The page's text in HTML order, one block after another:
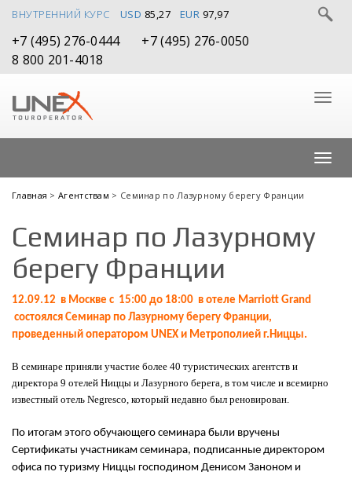
ВНУТРЕННИЙ КУРС USD 85,27 EUR 97,97
+7 (495) 276-0444
+7 (495) 276-0050
8 800 201-4018
Главная >Агентствам > Семинар по Лазурному берегу Франции
Семинар по Лазурному
берегу Франции
12.09.12 в Москве с 15:00 до 18:00 в отеле Marriott Grand
состоялся Семинар по Лазурному берегу Франции,
проведенный оператором UNEX и Метрополией г.Ниццы.
В семинаре приняли участие более 40 туристических агентств и
директора 9 отелей Ниццы и Лазурного берега, в том числе и всемирно
известный отель Negresco, который недавно был реновирован.
По итогам этого обучающего семинара были вручены
Сертификаты участникам семинара, подписанные директором
офиса по туризму Ниццы господином Денисом Заноном и